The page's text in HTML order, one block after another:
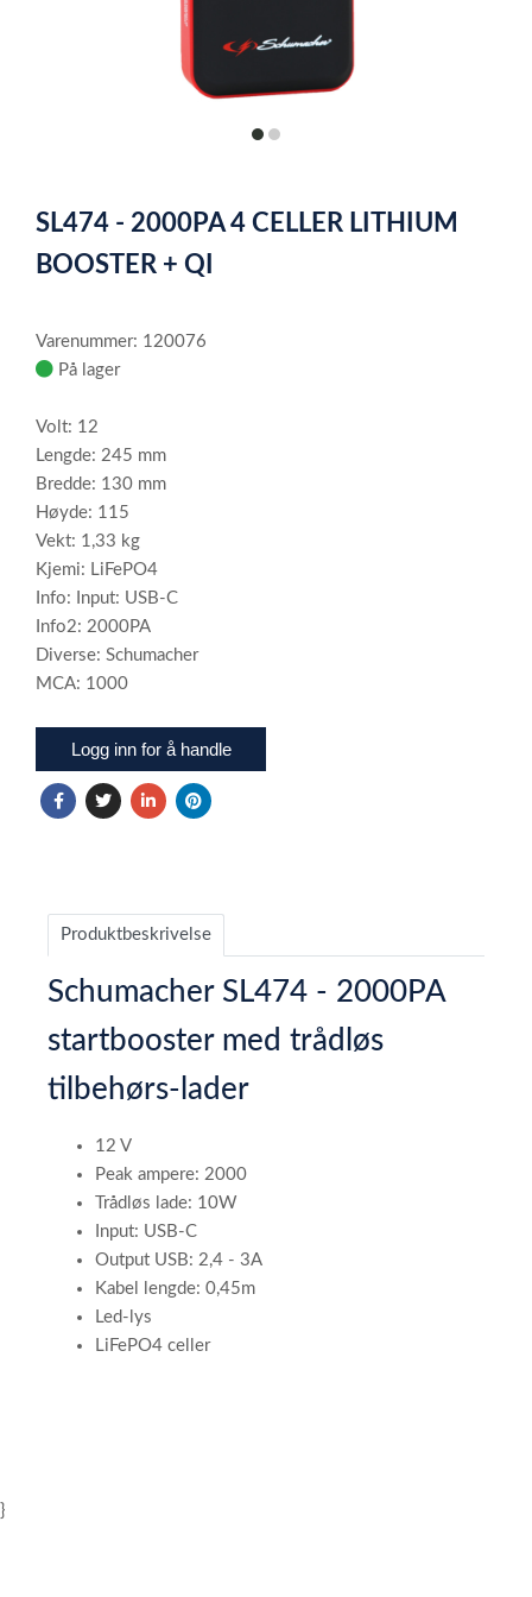
itemitem
of
2
SL474 - 2000PA 4 CELLER LITHIUM
BOOSTER + QI
Varenummer: 120076
På lager
Volt: 12
Lengde: 245 mm
Bredde: 130 mm
Høyde: 115
Vekt: 1,33 kg
Kjemi: LiFePO4
Info: Input: USB-C
Info2: 2000PA
Diverse: Schumacher
MCA: 1000
Logg inn for å handle
Produktbeskrivelse
Schumacher SL474 - 2000PA
startbooster med trådløs
tilbehørs-lader
12 V
Peak ampere: 2000
Trådløs lade: 10W
Input: USB-C
Output USB: 2,4 - 3A
Kabel lengde: 0,45m
Led-lys
LiFePO4 celler
}